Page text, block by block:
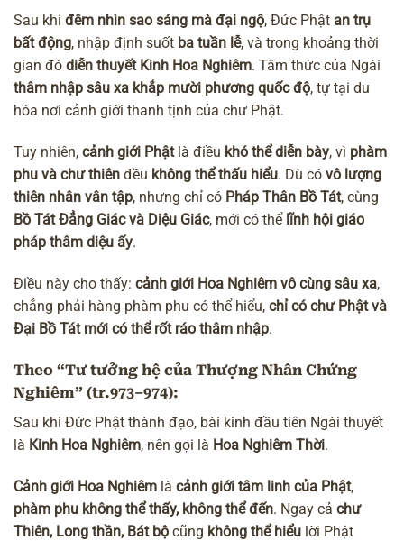
Sau khi đêm nhìn sao sáng mà đại ngộ, Đức Phật an trụ
bất động, nhập định suốt ba tuần lễ, và trong khoảng thời
gian đó diễn thuyết Kinh Hoa Nghiêm. Tâm thức của Ngài
thâm nhập sâu xa khắp mười phương quốc độ, tự tại du
hóa nơi cảnh giới thanh tịnh của chư Phật.
Tuy nhiên, cảnh giới Phậtlà điều khó thể diễn bày, vì phàm
phu và chư thiên đều không thể thấu hiểu. Dù có vô lượng
thiên nhân vân tập, nhưng chỉ có Pháp Thân Bồ Tát, cùng
Bồ Tát Đẳng Giác và Diệu Giác, mới có thể lĩnh hội giáo
pháp thâm diệu ấy.
Điều này cho thấy: cảnh giới Hoa Nghiêm vô cùng sâu xa,
chẳng phải hàng phàm phu có thể hiểu, chỉ có chư Phật và
Đại Bồ Tát mới có thể rốt ráo thâm nhập.
Theo “Tư tưởng hệ của Thượng Nhân Chứng
Nghiêm” (tr.973–974):
Sau khi Đức Phật thành đạo, bài kinh đầu tiên Ngài thuyết
là Kinh Hoa Nghiêm, nên gọi là Hoa Nghiêm Thời.
Cảnh giới Hoa Nghiêm là cảnh giới tâm linh của Phật,
phàm phu không thể thấy, không thể đến. Ngay cả chư
Thiên, Long thần, Bát bộ cũng không thể hiểu lời Phật